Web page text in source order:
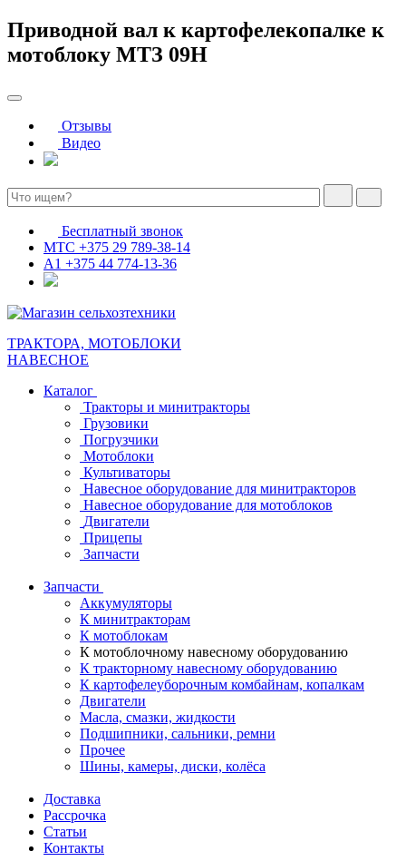
Приводной вал к картофелекопалке к
мотоблоку МТЗ 09Н
Отзывы
Видео
Бесплатный звонок
МТС +375 29 789-38-14
А1 +375 44 774-13-36
ТРАКТОРА, МОТОБЛОКИ
НАВЕСНОЕ
Каталог
Тракторы и минитракторы
Грузовики
Погрузчики
Мотоблоки
Культиваторы
Навесное оборудование для минитракторов
Навесное оборудование для мотоблоков
Двигатели
Прицепы
Запчасти
Запчасти
Аккумуляторы
К минитракторам
К мотоблокам
К мотоблочному навесному оборудованию
К тракторному навесному оборудованию
К картофелеуборочным комбайнам, копалкам
Двигатели
Масла, смазки, жидкости
Подшипники, сальники, ремни
Прочее
Шины, камеры, диски, колёса
Доставка
Рассрочка
Статьи
Контакты